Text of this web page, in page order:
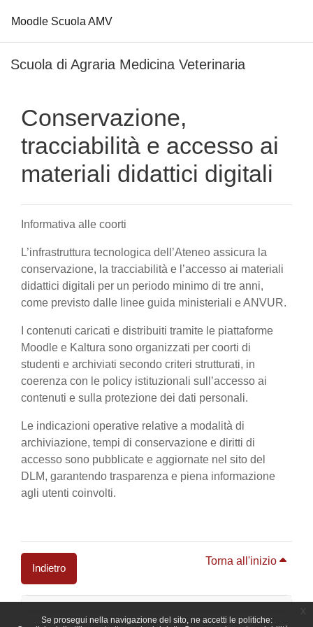
Se prosegui nella navigazione del sito, ne accetti le politiche:
Moodle Scuola AMV
Scuola di Agraria Medicina Veterinaria
Conservazione,
tracciabilità e accesso ai
materiali didattici digitali
Informativa alle coorti
L’infrastruttura tecnologica dell’Ateneo assicura la
conservazione, la tracciabilità e l’accesso ai materiali
didattici digitali per un periodo minimo di tre anni,
come previsto dalle linee guida ministeriali e ANVUR.
I contenuti caricati e distribuiti tramite le piattaforme
Moodle e Kaltura sono organizzati per coorti di
studenti e archiviati secondo criteri strutturati, in
coerenza con le policy istituzionali sull’accesso ai
contenuti e sulla protezione dei dati personali.
Le indicazioni operative relative a modalità di
archiviazione, tempi di conservazione e diritti di
accesso sono pubblicate e aggiornate nel sito del
DLM, garantendo trasparenza e piena informazione
agli utenti coinvolti.
Indietro
Torna all'inizio
Blocchi